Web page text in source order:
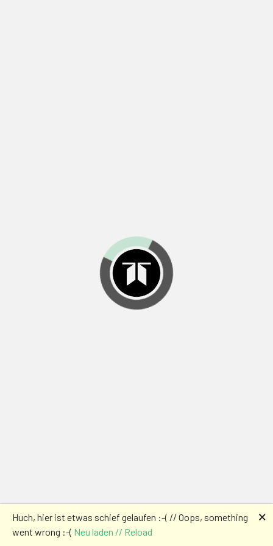
Huch, hier ist etwas schief gelaufen :-( // Oops, something
went wrong :-( Neu laden // Reload
🗙